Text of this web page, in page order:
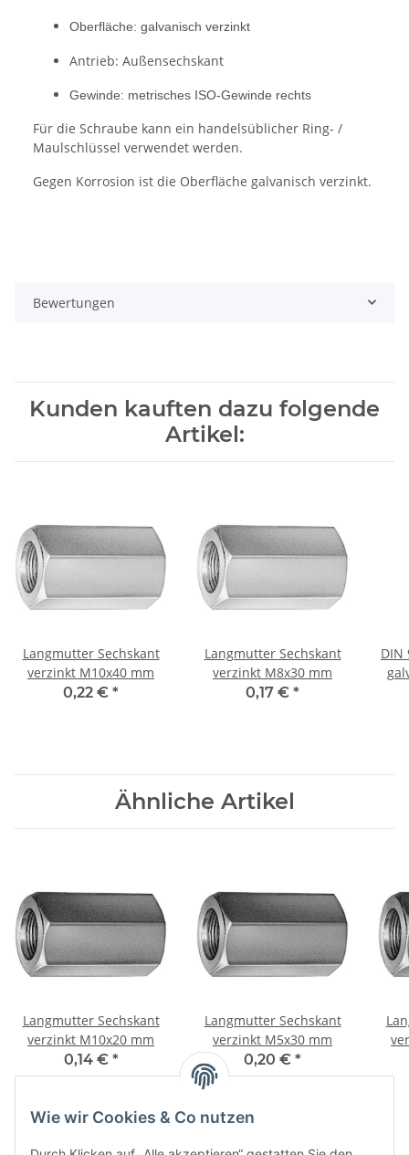
Oberfläche: galvanisch verzinkt
Antrieb: Außensechskant
Gewinde: metrisches ISO-Gewinde rechts
Für die Schraube kann ein handelsüblicher Ring- /
Maulschlüssel verwendet werden.
Gegen Korrosion ist die Oberfläche galvanisch verzinkt.
Bewertungen
Kunden kauften dazu folgende
Artikel:
Langmutter Sechskant
verzinkt M10x40 mm
0,22 € *
Langmutter Sechskant
verzinkt M8x30 mm
0,17 € *
DIN
Ähnliche Artikel
Langmutter Sechskant
verzinkt M10x20 mm
0,14 € *
Langmutter Sechskant
verzinkt M5x30 mm
0,20 € *
Wie wir Cookies & Co nutzen